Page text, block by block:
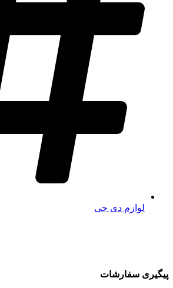
لوازم دی جی
پیگیری سفارشات